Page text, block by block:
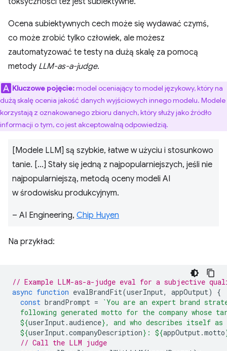
Ocena subiektywnych cech może się wydawać czymś,
co może zrobić tylko człowiek, ale możesz
zautomatyzować te testy na dużą skalę za pomocą
metody LLM-as-a-judge.
Kluczowe pojęcie:model oceniający to model językowy, który na
dużą skalę ocenia jakość danych wyjściowych innego modelu. Modele
korzystają z oznakowanego zbioru danych, który służy jako źródło
informacji o tym, co jest akceptowalną odpowiedzią.
[Modele LLM] są szybkie, łatwe w użyciu i stosunkowo
tanie. [...] Stały się jedną z najpopularniejszych, jeśli nie
najpopularniejszą, metodą oceny modeli AI
w środowisku produkcyjnym.
– AI Engineering, Chip Huyen
Na przykład:
// Example LLM-as-a-judge eval for a subjective
async function evalBrandFit(userInput, appOutput)
{
const brandPrompt =
`You are an expert brand
following generated motto for the company whose
${userInput.audience}, and who describes itself as
${userInput.companyDescription} : ${appOutput.motto
// Call the LLM judge